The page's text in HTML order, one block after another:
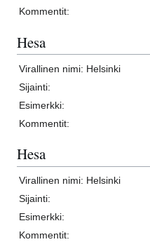
Kommentit:
Hesa
Virallinen nimi: Helsinki
Sijainti:
Esimerkki:
Kommentit:
Hesa
Virallinen nimi: Helsinki
Sijainti:
Esimerkki:
Kommentit: